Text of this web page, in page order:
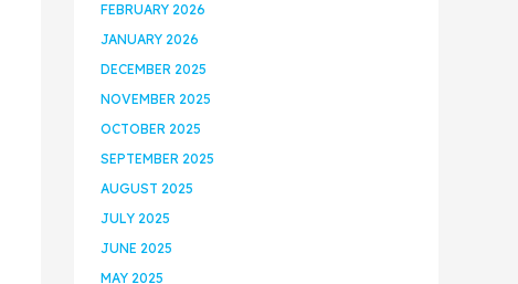
FEBRUARY 2026
JANUARY 2026
DECEMBER 2025
NOVEMBER 2025
OCTOBER 2025
SEPTEMBER 2025
AUGUST 2025
JULY 2025
JUNE 2025
MAY 2025